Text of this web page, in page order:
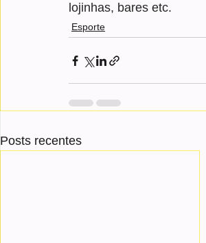
lojinhas, bares etc.
Esporte
Posts recentes